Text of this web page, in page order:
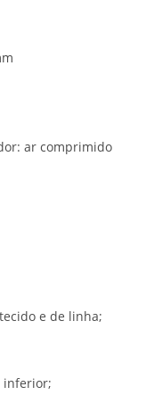
ar comprimido
e de linha;
inferior;